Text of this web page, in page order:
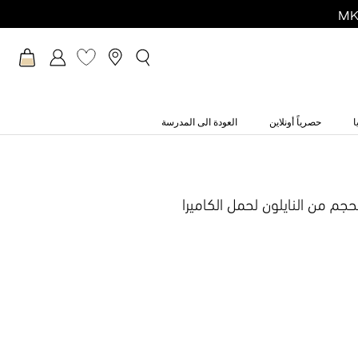
حصرياً أونلاين العودة الى المدرسة
من النايلون لحمل الكاميرا